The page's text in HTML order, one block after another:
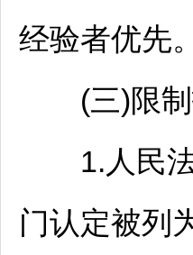
经验者优先。
(三)限制
1.人民法
门认定被列